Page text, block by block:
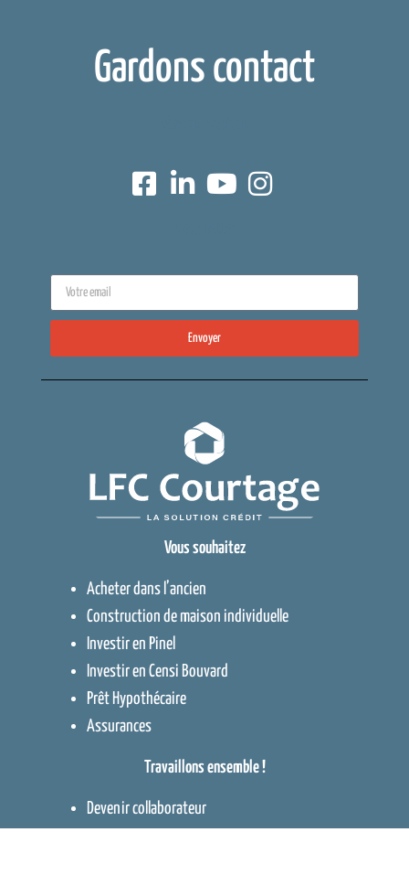
Gardons contact
Envoyer
Vous souhaitez
Acheter dans l’ancien
Construction de maison individuelle
Investir en Pinel
Investir en Censi Bouvard
Prêt Hypothécaire
Assurances
Travaillons ensemble !
Devenir collaborateur